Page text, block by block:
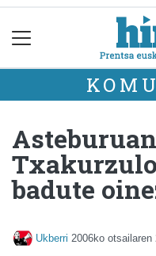
Asteburuan
badute
Ukberri 2006ko otsailaren